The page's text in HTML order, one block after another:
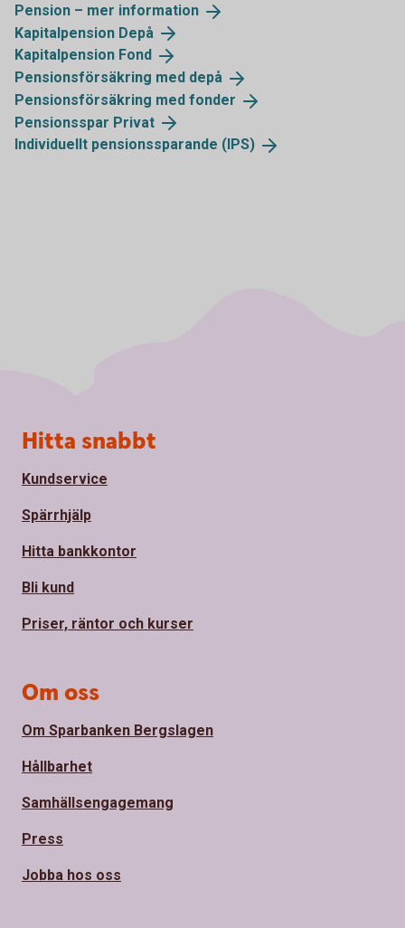
Pension – mer information
Kapitalpension Depå
Kapitalpension Fond
Pensionsförsäkring med depå
Pensionsförsäkring med fonder
Pensionsspar Privat
Individuellt pensionssparande (IPS)
Sidfot
Hitta snabbt
Kundservice
Spärrhjälp
Hitta bankkontor
Bli kund
Priser, räntor och kurser
Om oss
Om Sparbanken Bergslagen
Hållbarhet
Samhällsengagemang
Press
Jobba hos oss